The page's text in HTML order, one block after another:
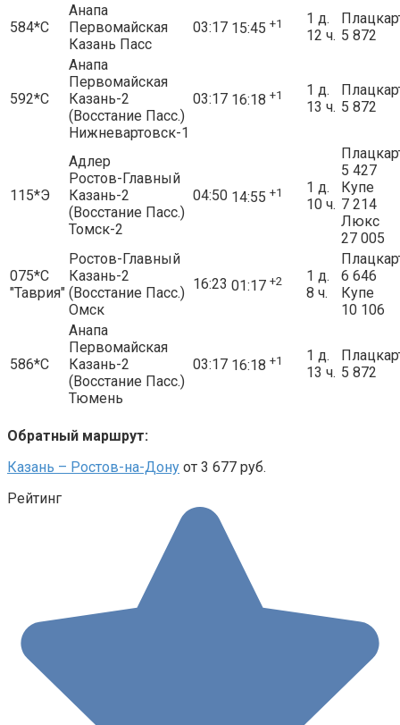
584*С
Анапа
Первомайская
Казань Пасс
03:17 15:45 +1
1 д.
12 ч. 5 872
592*С
Анапа
Первомайская
Казань-2
(Восстание Пасс.)
Нижневартовск-1
03:17 16:18 +1
1 д.
13 ч. 5 872
115*Э
Адлер
Ростов-Главный
Казань-2
(Восстание Пасс.)
Томск-2
04:50 14:55 +1
1 д.
10 ч.
5 427
Купе
7 214
Люкс
27 005
075*С
"Таврия"
Ростов-Главный
Казань-2
(Восстание Пасс.)
Омск
16:23 01:17 +2
1 д.
8 ч.
6 646
Купе
10 106
586*С
Анапа
Первомайская
Казань-2
(Восстание Пасс.)
Тюмень
03:17 16:18 +1
1 д.
13 ч. 5 872
Обратный маршрут:
Казань – Ростов-на-Дону от 3 677 руб.
Рейтинг